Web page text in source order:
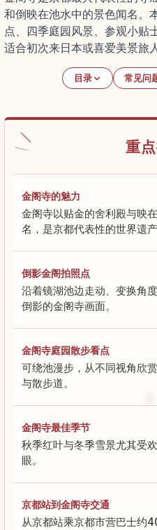
和倒映在池水中的景色闻名。
点、四季庭园风景、参观小贴
适合初次来日本或喜爱美景旅
目录 常见问
重
金阁寺的魅力
金阁寺以贴金的舍利殿与映
名，是京都代表性的世界遗产
倒影金阁拍照点
沿着镜湖池边走动、变换角
倒影的金阁寺画面。
金阁寺庭园散步看点
可绕池漫步，从不同视角欣
与散步道。
金阁寺最佳季节
秋季红叶与冬季雪景尤其受
眼。
京都站到金阁寺交通
从京都站乘京都市营巴士约